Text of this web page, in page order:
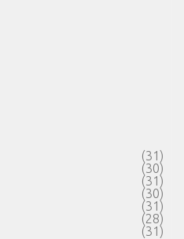
(31)
(30)
(31)
(30)
(31)
(28)
(31)